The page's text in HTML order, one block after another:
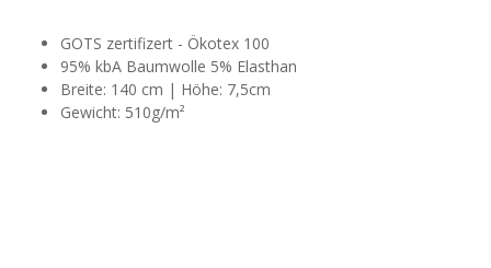
GOTS zertifizert - Ökotex 100
95% kbA Baumwolle 5% Elasthan
Breite: 140 cm | Höhe: 7,5cm
Gewicht: 510g/m²